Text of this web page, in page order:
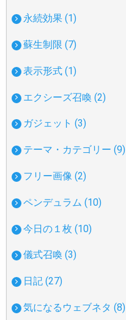
永続効果 (1)
蘇生制限 (7)
表示形式 (1)
エクシーズ召喚 (2)
ガジェット (3)
テーマ・カテゴリー (9)
フリー画像 (2)
ペンデュラム (10)
今日の１枚 (10)
儀式召喚 (3)
日記 (27)
気になるウェブネタ (8)